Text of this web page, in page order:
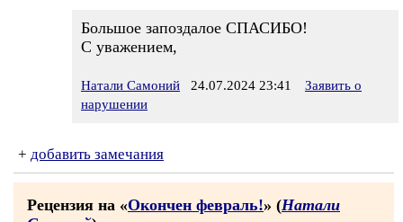
Большое запоздалое СПАСИБО!
С уважением,
Натали Самоний 24.07.2024 23:41
Заявить о
нарушении
+ добавить замечания
Рецензия на «Окончен февраль!» (Натали